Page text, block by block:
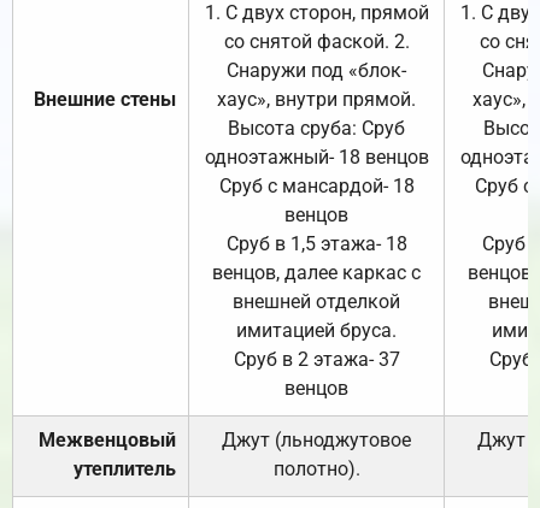
Внешние стены
1. С двух сторон, прямой
со снятой фаской. 2.
Снаружи под «блок-
хаус», внутри прямой.
Высота сруба: Сруб
одноэтажный- 18 венцов
Сруб с мансардой- 18
венцов
Сруб в 1,5 этажа- 18
венцов, далее каркас с
внешней отделкой
имитацией бруса.
Сруб в 2 этажа- 37
венцов
1. С
со
хаус»,
Сруб с
Сруб
Сруб
Межвенцовый
утеплитель
Джут (льноджутовое
полотно).
Джут